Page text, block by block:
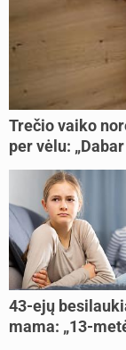
Trečio vaiko
per vėlu:
43-ejų
mama: „13-